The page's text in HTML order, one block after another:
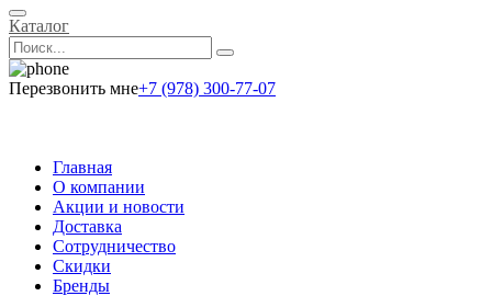
Каталог
Перезвонить мне+7 (978) 300-77-07
Главная
О компании
Акции и новости
Доставка
Сотрудничество
Скидки
Бренды